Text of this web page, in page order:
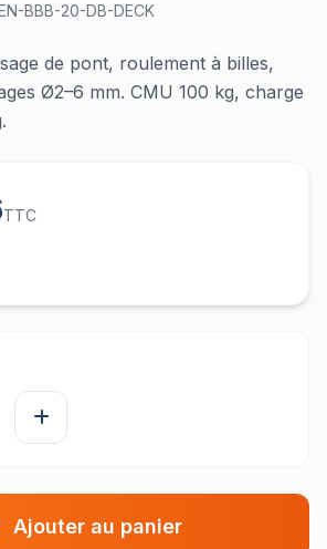
BBB-20-DB-DECK
de pont, roulement à billes,
Ø2–6 mm. CMU 100 kg, charge
TTC
Ajouter au panier